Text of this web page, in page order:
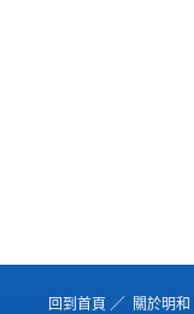
回到首頁 ／ 關於明和